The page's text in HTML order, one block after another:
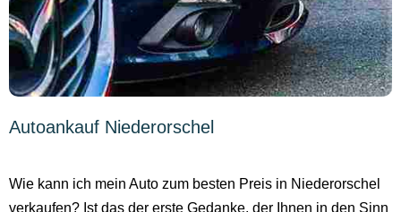
Autoankauf Niederorschel
Wie kann ich mein Auto zum besten Preis in Niederorschel
verkaufen? Ist das der erste Gedanke, der Ihnen in den Sinn